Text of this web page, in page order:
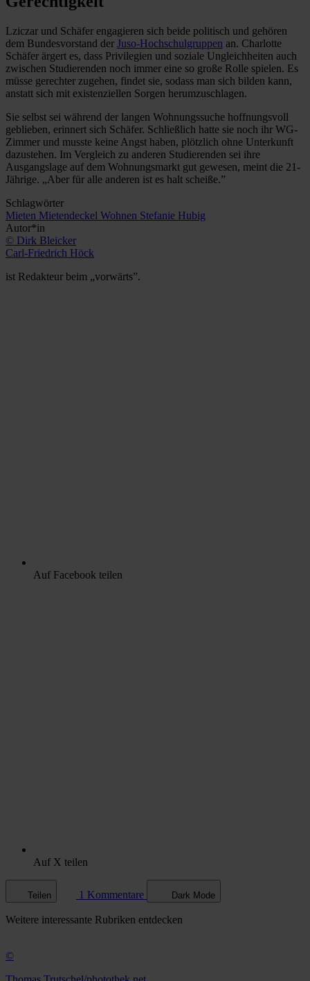
Lziczar und Schäfer engagieren sich beide politisch und gehören
dem Bundesvorstand der Juso-Hochschulgruppen an. Charlotte
Schäfer ärgert es, dass Privilegien und soziale Ungleichheiten auch
zwischen Studierenden noch immer eine so große Rolle spielen. Es
müsse gerechter zugehen, findet sie, sodass man sich bilden kann,
anstatt sich mit existenziellen Sorgen herumzuschlagen.
Sie selbst sei während der langen Wohnungssuche hoffnungsvoll
geblieben, erinnert sich Schäfer. Schließlich hatte sie noch ihr WG-
Zimmer und musste keine Angst haben, plötzlich ohne Unterkunft
dazustehen. Im Vergleich zu anderen Studierenden sei ihre
Ausgangslage auf dem Wohnungsmarkt gut gewesen, meint die 21-
Jährige. „Aber für alle anderen ist es halt scheiße.”
Schlagwörter
Mieten Mietendeckel Wohnen Stefanie Hubig
Autor*in
© Dirk Bleicker
Carl-Friedrich Höck
ist Redakteur beim „vorwärts”.
Auf Facebook teilen
Auf X teilen
Teilen 1 Kommentare Dark Mode
Weitere interessante Rubriken entdecken
©